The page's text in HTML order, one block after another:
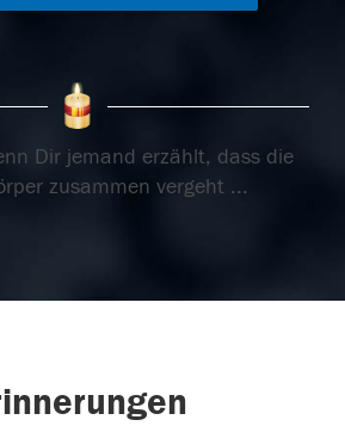
Dir jemand erzählt, dass die
zusammen vergeht ...